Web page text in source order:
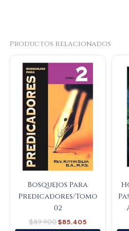
Productos relacionados
Bosquejos Para
Predicadores/Tomo
02
$89.900
was:
$89.900.
$85.405
Current
price
is:
$85.405.